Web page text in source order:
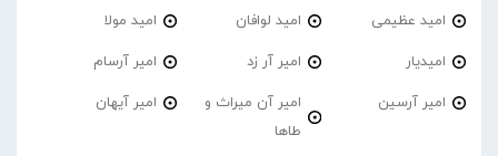
امید عظیمی امید لوافان امید مولا
امیدیار امیر آر زد امیر آرسام
امیر آرسین
امیر آن میراث و
طاها
امیر آیهان